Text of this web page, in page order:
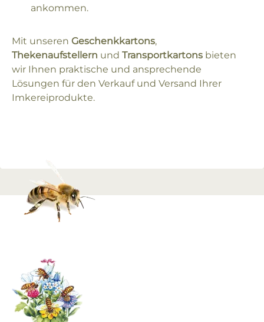
ankommen.
Mit unseren Geschenkkartons,
Thekenaufstellern und Transportkartons bieten
wir Ihnen praktische und ansprechende
Lösungen für den Verkauf und Versand Ihrer
Imkereiprodukte.